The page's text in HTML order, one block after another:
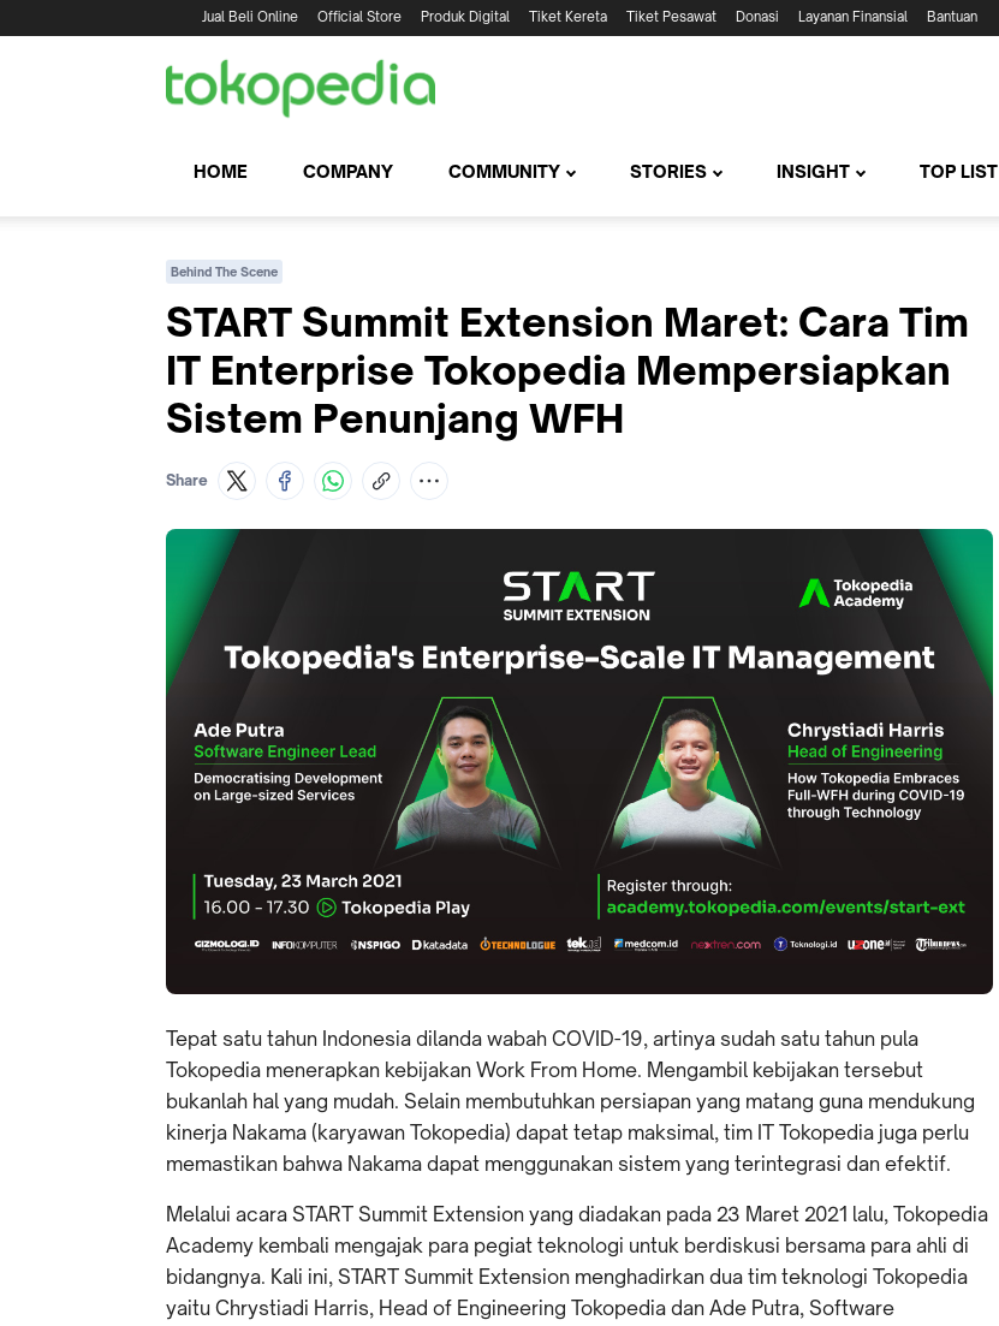
Jual Beli Online Official Store Produk Digital Tiket Kereta Tiket Pesawat Donasi Layanan Finansial Bantuan
HOME COMPANY COMMUNITY STORIES INSIGHT TOP LIST
Behind The Scene
START Summit Extension Maret: Cara Tim
IT Enterprise Tokopedia Mempersiapkan
Sistem Penunjang WFH
Share
Tepat satu tahun Indonesia dilanda wabah COVID-19, artinya sudah satu tahun pula
Tokopedia menerapkan kebijakan Work From Home. Mengambil kebijakan tersebut
bukanlah hal yang mudah. Selain membutuhkan persiapan yang matang guna mendukung
kinerja Nakama (karyawan Tokopedia) dapat tetap maksimal, tim IT Tokopedia juga perlu
memastikan bahwa Nakama dapat menggunakan sistem yang terintegrasi dan efektif.
Melalui acara START Summit Extension yang diadakan pada 23 Maret 2021 lalu, Tokopedia
Academy kembali mengajak para pegiat teknologi untuk berdiskusi bersama para ahli di
bidangnya. Kali ini, START Summit Extension menghadirkan dua tim teknologi Tokopedia
yaitu Chrystiadi Harris, Head of Engineering Tokopedia dan Ade Putra, Software